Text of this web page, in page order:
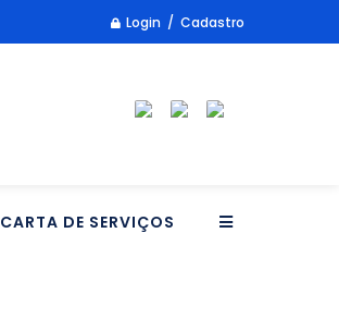
Login / Cadastro
CARTA DE SERVIÇOS